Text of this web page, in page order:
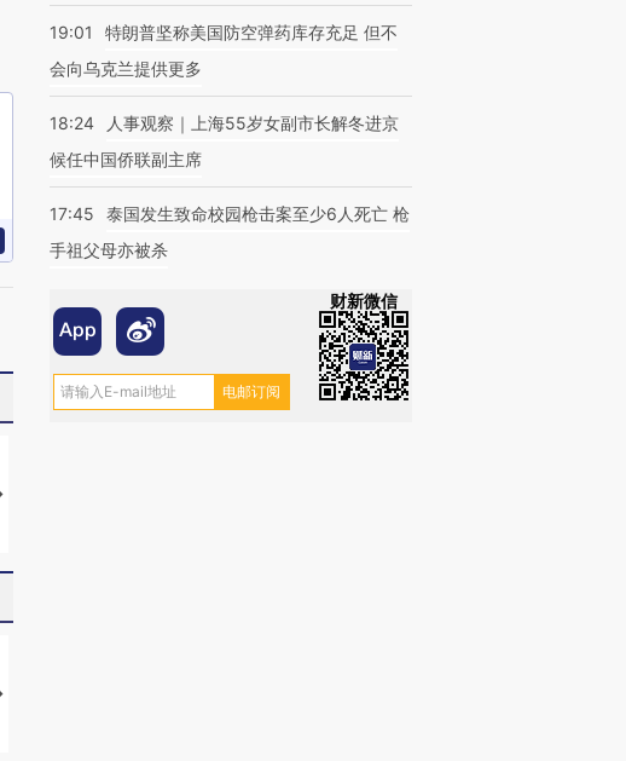
马航飞行员跨国走私7万
【推广】走进第四届链博
19:01
特朗普坚称美国防空弹药库存充足 但不
会向乌克兰提供更多
18:24
人事观察｜上海55岁女副市长解冬进京
候任中国侨联副主席
17:45
泰国发生致命校园枪击案至少6人死亡 枪
手祖父母亦被杀
财新微信